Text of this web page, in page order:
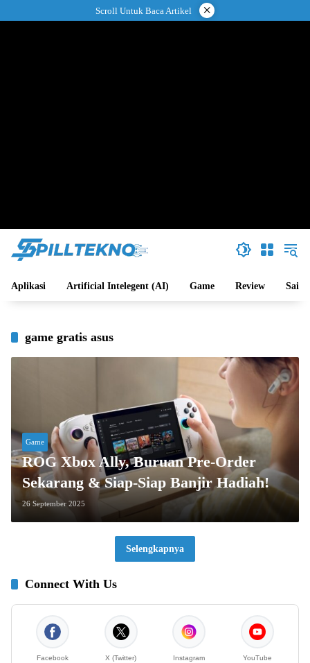
ke
Scroll Untuk Baca Artikel ×
Aplikasi Artificial Intelegent (AI) Game Review Sains
game gratis asus
Game
ROG Xbox Ally, Buruan Pre-Order
Sekarang & Siap-Siap Banjir Hadiah!
26 September 2025
Selengkapnya
Connect With Us
Facebook X (Twitter) Instagram YouTube